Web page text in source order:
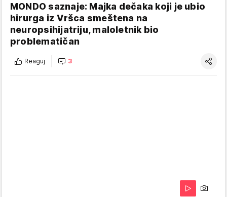
MONDO saznaje: Majka dečaka koji je ubio
hirurga iz Vršca smeštena na
neuropsihijatriju, maloletnik bio
problematičan
Reaguj 3